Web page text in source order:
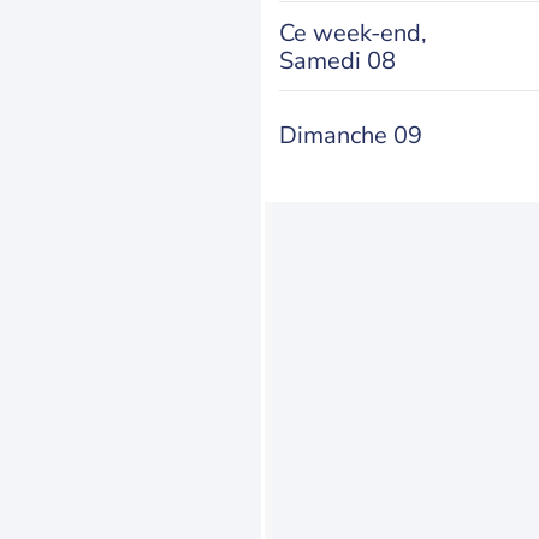
Ce week-end,
Samedi 08
Dimanche 09